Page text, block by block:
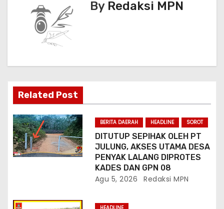
p
o
s
By Redaksi MPN
Related Post
BERITA DAERAH HEADLINE SOROT
DITUTUP SEPIHAK OLEH PT
JULUNG, AKSES UTAMA DESA
PENYAK LALANG DIPROTES
KADES DAN GPN 08
Agu 5, 2026 Redaksi MPN